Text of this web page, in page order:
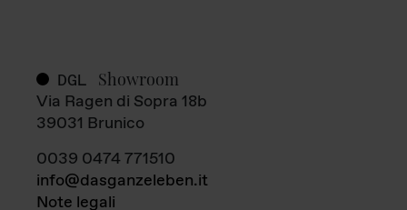
DGL Showroom
Via Ragen di Sopra 18b
39031 Brunico
0039 0474 771510
info@dasganzeleben.it
Note legali